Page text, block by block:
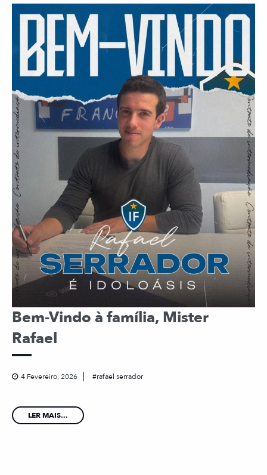
Bem-Vindo à família, Mister
Rafael
4 Fevereiro, 2026 rafael serrador
LER MAIS...